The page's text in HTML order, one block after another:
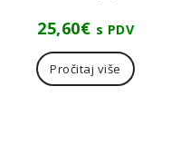
25,60€ s PDV
Pročitaj više